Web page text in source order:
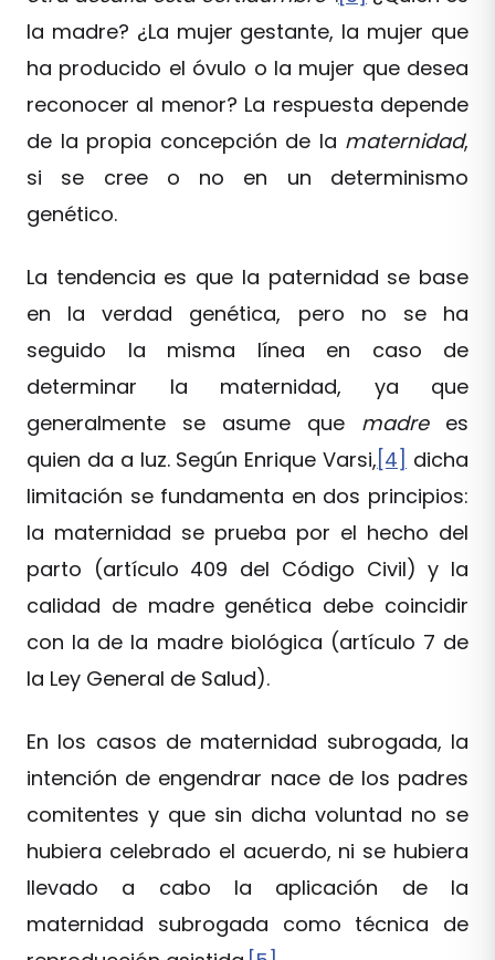
la madre? ¿La mujer gestante, la mujer que
ha producido el óvulo o la mujer que desea
reconocer al menor? La respuesta depende
de la propia concepción de la maternidad,
si se cree o no en un determinismo
genético.
La tendencia es que la paternidad se base
en la verdad genética, pero no se ha
seguido la misma línea en caso de
determinar la maternidad, ya que
generalmente se asume que madrees
quien da a luz. Según Enrique Varsi, [4] dicha
limitación se fundamenta en dos principios:
la maternidad se prueba por el hecho del
parto (artículo 409 del Código Civil) y la
calidad de madre genética debe coincidir
con la de la madre biológica (artículo 7 de
la Ley General de Salud).
En los casos de maternidad subrogada, la
intención de engendrar nace de los padres
comitentes y que sin dicha voluntad no se
hubiera celebrado el acuerdo, ni se hubiera
llevado a cabo la aplicación de la
maternidad subrogada como técnica de